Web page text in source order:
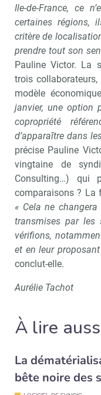
Ile-de-France, ce
certaines régions,
critère de
prendre tout son
Pauline Victor. La
trois collaborateurs,
modèle
janvier, une option
copropriété
d’apparaître dans
précise Pauline
vingtaine de
Consulting…) qui
comparaisons ? La
« Cela ne
transmises par les
vérifions,
et en leur
conclut-elle.
Aurélie Tachot
À lire
La
bête noire des